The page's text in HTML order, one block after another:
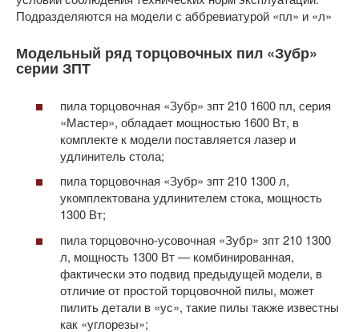
Подразделяются на модели с аббревиатурой «пл» и «л»
Модельный ряд торцовочных пил «Зубр»
серии ЗПТ
пила торцовочная «Зубр» зпт 210 1600 пл, серия
«Мастер», обладает мощностью 1600 Вт, в
комплекте к модели поставляется лазер и
удлинитель стола;
пила торцовочная «Зубр» зпт 210 1300 л,
укомплектована удлинителем стока, мощность
1300 Вт;
пила торцовочно-усовочная «Зубр» зпт 210 1300
л, мощность 1300 Вт — комбинированная,
фактически это подвид предыдущей модели, в
отличие от простой торцовочной пилы, может
пилить детали в «ус», такие пилы также известны
как «углорезы»;